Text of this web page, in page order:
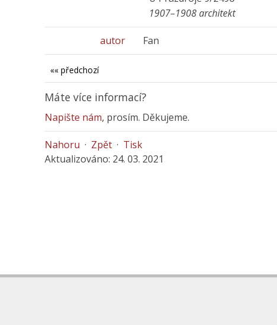
1907–1908 architekt
autor Fan
«« předchozí
Máte více informací?
Napište nám, prosím. Děkujeme.
Nahoru · Zpět · Tisk
Aktualizováno: 24. 03. 2021